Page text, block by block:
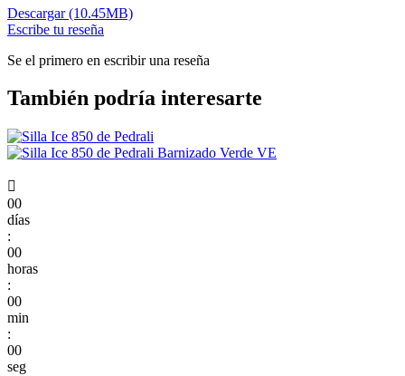
Descargar (10.45MB)
Escribe tu reseña
Se el primero en escribir una reseña
También podría interesarte

00
días
:
00
horas
:
00
min
:
00
seg